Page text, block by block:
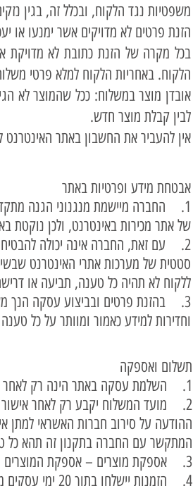
משפטיות נגד הלקוח, ובכלל זה, בגין
הזנת פרטים לא מדויקים אשר ימנעו או
בכל מקרה של הזנת כתובת לא מדויקת
הלקוח. באחריות הלקוח למלא פרטי
אובדן מוצר במשלוח: ככל שהמוצר לא
לבין קבלת מוצר חדש.
אין להעביר את החשבון באתר
אבטחת מידע ופרטיות באתר
1. החברה מיישמת מנגנוני הגנה
של אתר מכירות באינטרנט, ולכן נוקטת
2. עם זאת, החברה אינה יכולה להבטיח
סטטית של מערכות אתרי האינטרנט
ללקוח לא תהיה כל טענה, תביעה או
3. בהזנת פרטים ובביצוע עסקה הנך
וחדירות למידע כאמור ומוותר על כל
תשלום ואספקה
1. השלמת עסקה באתר הינה רק לאחר קבלת האישור מחברת הסליקה.
ההודעה על סירוב חברות האשראי למתן
המתקשר עם החברה בתקנון זה תהא כל
3. אספקת מוצרים – אספקת המוצרים תתאפשר או ע"י איסוף עצמי של הלקוח או ע"י חברת שליחויות בתוספת תשלום של 50 ש"ח.
4. הזמנות